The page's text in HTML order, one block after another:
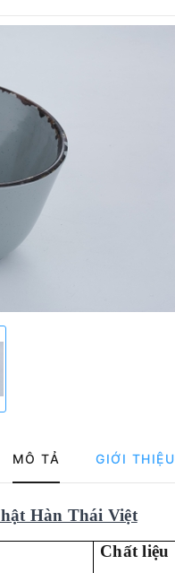
MÔ TẢ GIỚI THIỆU
Hàn Thái Việt
Chất liệu